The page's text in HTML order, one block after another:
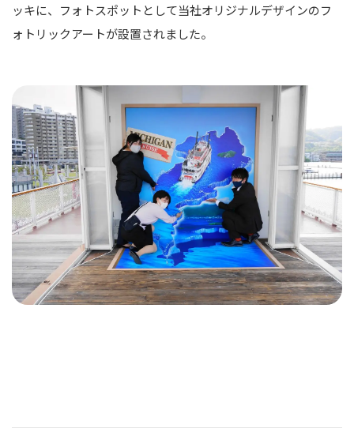
ッキに、フォトスポットとして当社オリジナルデザインのフ
ォトリックアートが設置されました。